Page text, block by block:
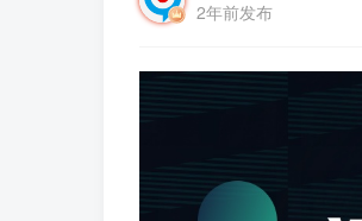
2年前发布